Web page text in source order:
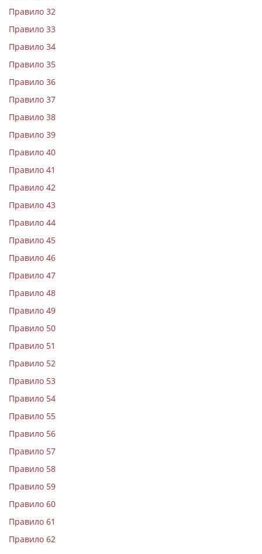
Правило 32
Правило 33
Правило 34
Правило 35
Правило 36
Правило 37
Правило 38
Правило 39
Правило 40
Правило 41
Правило 42
Правило 43
Правило 44
Правило 45
Правило 46
Правило 47
Правило 48
Правило 49
Правило 50
Правило 51
Правило 52
Правило 53
Правило 54
Правило 55
Правило 56
Правило 57
Правило 58
Правило 59
Правило 60
Правило 61
Правило 62